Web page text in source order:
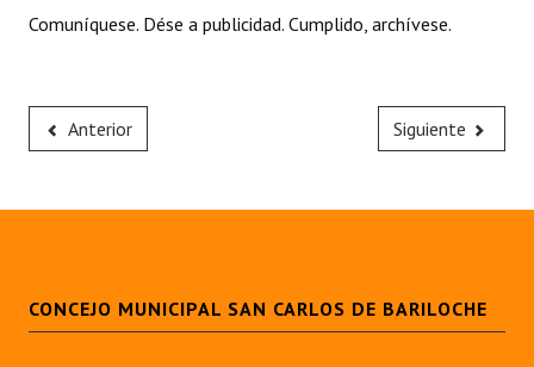
Comuníquese. Dése a publicidad. Cumplido, archívese.
Anterior Siguiente
CONCEJO MUNICIPAL SAN CARLOS DE BARILOCHE